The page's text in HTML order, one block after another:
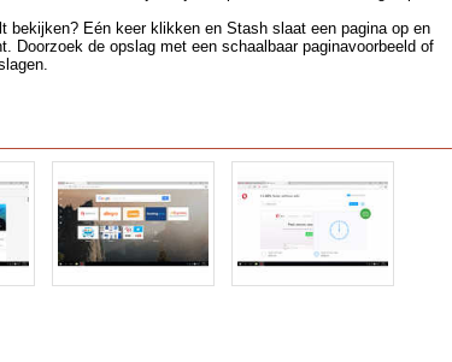
bekijken? Eén keer klikken en Stash slaat een pagina op en
Doorzoek de opslag met een schaalbaar paginavoorbeeld of